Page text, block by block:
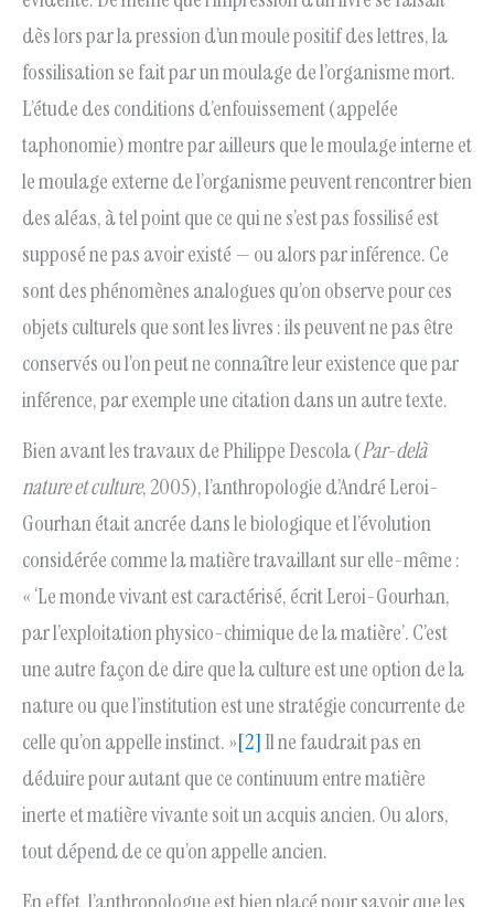
dès lors par la pression d’un moule positif des lettres, la
fossilisation se fait par un moulage de l’organisme mort.
L’étude des conditions d’enfouissement (appelée
taphonomie) montre par ailleurs que le moulage interne et
le moulage externe de l’organisme peuvent rencontrer bien
des aléas, à tel point que ce qui ne s’est pas fossilisé est
supposé ne pas avoir existé — ou alors par inférence. Ce
sont des phénomènes analogues qu’on observe pour ces
objets culturels que sont les livres : ils peuvent ne pas être
conservés ou l’on peut ne connaître leur existence que par
inférence, par exemple une citation dans un autre texte.
Bien avant les travaux de Philippe Descola (Par-delà
nature et culture, 2005), l’anthropologie d’André Leroi-
Gourhan était ancrée dans le biologique et l’évolution
considérée comme la matière travaillant sur elle-même :
« ‘Le monde vivant est caractérisé, écrit Leroi-Gourhan,
par l’exploitation physico-chimique de la matière’. C’est
une autre façon de dire que la culture est une option de la
nature ou que l’institution est une stratégie concurrente de
celle qu’on appelle instinct. »[2]Il ne faudrait pas en
déduire pour autant que ce continuum entre matière
inerte et matière vivante soit un acquis ancien. Ou alors,
tout dépend de ce qu’on appelle ancien.